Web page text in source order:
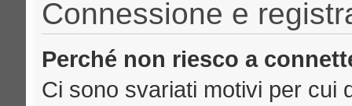
Connessione e
Perché non riesco a
Ci sono svariati motivi per cui